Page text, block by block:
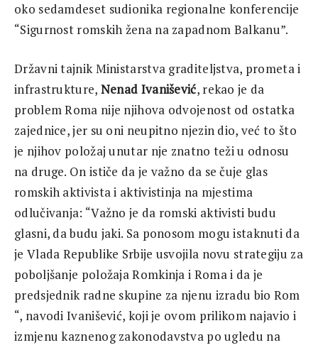
oko sedamdeset sudionika regionalne konferencije
“Sigurnost romskih žena na zapadnom Balkanu”.
Državni tajnik Ministarstva graditeljstva, prometa i
infrastrukture, Nenad Ivanišević, rekao je da
problem Roma nije njihova odvojenost od ostatka
zajednice, jer su oni neupitno njezin dio, već to što
je njihov položaj unutar nje znatno teži u odnosu
na druge. On ističe da je važno da se čuje glas
romskih aktivista i aktivistinja na mjestima
odlučivanja: “Važno je da romski aktivisti budu
glasni, da budu jaki. Sa ponosom mogu istaknuti da
je Vlada Republike Srbije usvojila novu strategiju za
poboljšanje položaja Romkinja i Roma i da je
predsjednik radne skupine za njenu izradu bio Rom
“, navodi Ivanišević, koji je ovom prilikom najavio i
izmjenu kaznenog zakonodavstva po ugledu na